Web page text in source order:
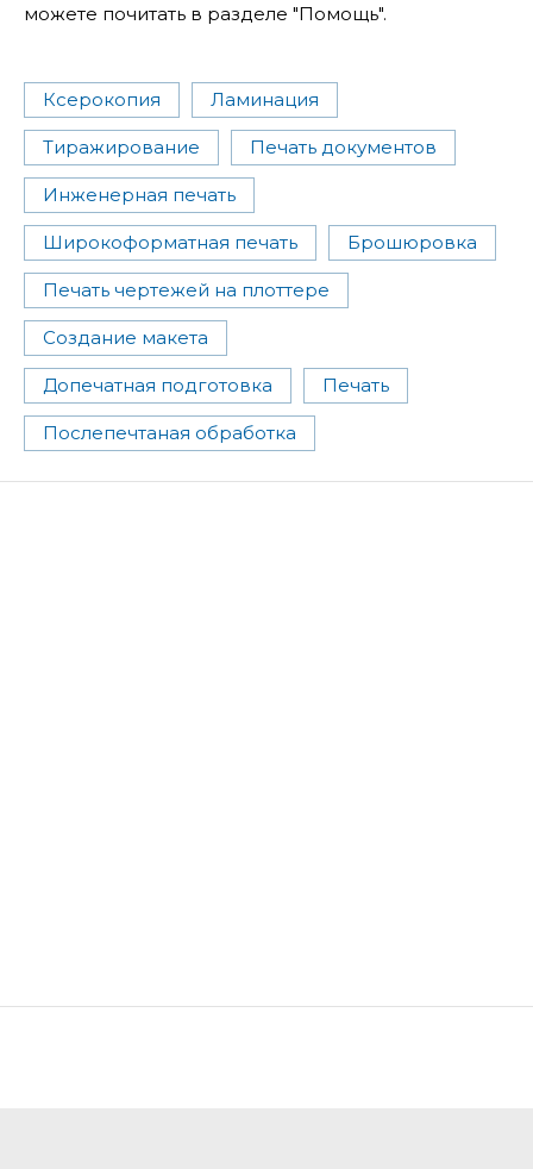
можете почитать в разделе "Помощь".
Ксерокопия Ламинация
Тиражирование Печать документов
Инженерная печать
Широкоформатная печать Брошюровка
Печать чертежей на плоттере
Создание макета
Допечатная подготовка Печать
Послепечтаная обработка